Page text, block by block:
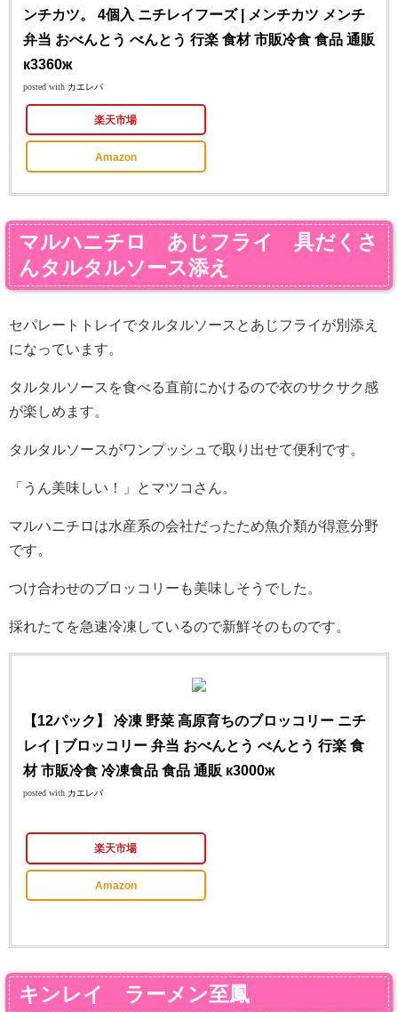
ンチカツ。 4個入 ニチレイフーズ | メンチカツ メンチ
弁当 おべんとう べんとう 行楽 食材 市販冷食 食品 通販
к3360ж
posted with カエレバ
楽天市場
Amazon
マルハニチロ あじフライ 具だくさ
んタルタルソース添え
セパレートトレイでタルタルソースとあじフライが別添え
になっています。
タルタルソースを食べる直前にかけるので衣のサクサク感
が楽しめます。
タルタルソースがワンプッシュで取り出せて便利です。
「うん美味しい！」とマツコさん。
マルハニチロは水産系の会社だったため魚介類が得意分野
です。
つけ合わせのブロッコリーも美味しそうでした。
採れたてを急速冷凍しているので新鮮そのものです。
【12パック】 冷凍 野菜 高原育ちのブロッコリー ニチ
レイ | ブロッコリー 弁当 おべんとう べんとう 行楽 食
材 市販冷食 冷凍食品 食品 通販 к3000ж
posted with カエレバ
楽天市場
Amazon
キンレイ ラーメン至鳳